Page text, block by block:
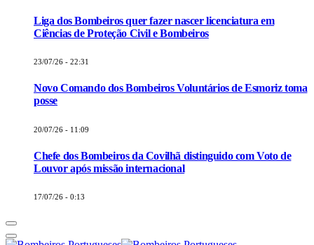
Liga dos Bombeiros quer fazer nascer licenciatura em
Ciências de Proteção Civil e Bombeiros
23/07/26 - 22:31
Novo Comando dos Bombeiros Voluntários de Esmoriz toma
posse
20/07/26 - 11:09
Chefe dos Bombeiros da Covilhã distinguido com Voto de
Louvor após missão internacional
17/07/26 - 0:13